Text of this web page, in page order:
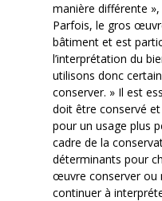
manière différente
Parfois, le gros
bâtiment et est
l’interprétation du
utilisons donc
conserver. » Il est
doit être conservé
pour un usage plus
cadre de la
déterminants pour
œuvre conserver ou
continuer à